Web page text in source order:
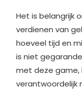
Het is belangrijk
verdienen van
hoeveel tijd en
is niet
met deze game,
verantwoordelijk